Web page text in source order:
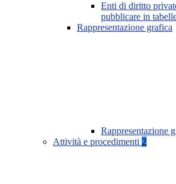
Enti di diritto
pubblicare in
Rappresentazione grafica
Rappresentazione
Attività e procedimenti 2